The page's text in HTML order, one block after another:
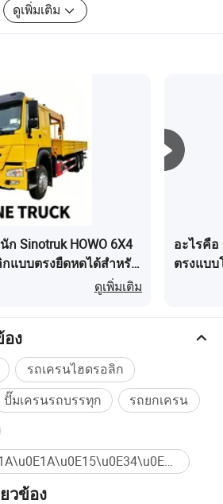
ดูเพิ่มเติม
Sinotruk HOWO 6X4
แบบตรงยืดหดได้สำหรับ
ดูเพิ่มเติม
อะไรคื
ตรงแบ
ง
รถเครนไฮดรอลิก
ปั๊มเครนรถบรรทุก
รถยกเครน
Crane \u0E41\u0E1A\u0E1A\u0E15\u0E34\u0E14\u0E15\u0E31\u0E49\u0E07\u0E01\u0E31\u0E1A\u0E23\u0E16\u0E1A\u0E23\u0E23\u0E17\u0E38\u0E01 ซื้อจำนวนมาก
วข้อง